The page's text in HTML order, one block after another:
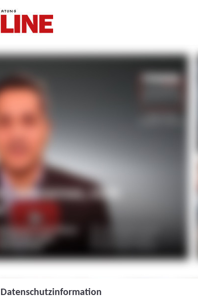
Datenschutzinformation